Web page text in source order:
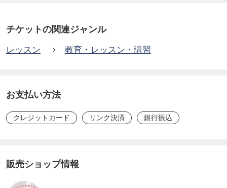
の募集を開始しました。
も、何歳になっても必要なセルフケアです。
チケットの関連ジャンル
レッスン 教育・レッスン・講習
お支払い方法
クレジットカード リンク決済 銀行振込
販売ショップ情報